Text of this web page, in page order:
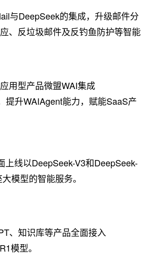
与DeepSeek的集成，升级邮件分
、反垃圾邮件及反钓鱼防护等智能
用型产品微盟WAI集成
提升WAIAgent能力，赋能SaaS产
上线以DeepSeek-V3和DeepSeek-
模型的智能服务。
、知识库等产品全面接入
模型。